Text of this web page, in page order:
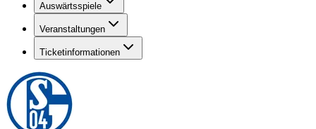
Auswärtsspiele
Veranstaltungen
Ticketinformationen